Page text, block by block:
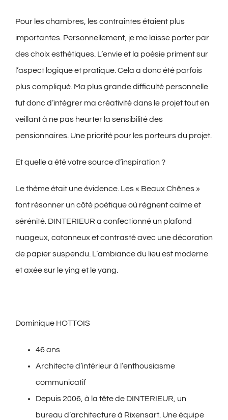
Pour les chambres, les contraintes étaient plus
importantes. Personnellement, je me laisse porter par
des choix esthétiques. L’envie et la poésie priment sur
l’aspect logique et pratique. Cela a donc été parfois
plus compliqué. Ma plus grande difficulté personnelle
fut donc d’intégrer ma créativité dans le projet tout en
veillant à ne pas heurter la sensibilité des
pensionnaires. Une priorité pour les porteurs du projet.
Et quelle a été votre source d’inspiration ?
Le thème était une évidence. Les « Beaux Chênes »
font résonner un côté poétique où règnent calme et
sérénité. DINTERIEUR a confectionné un plafond
nuageux, cotonneux et contrasté avec une décoration
de papier suspendu. L’ambiance du lieu est moderne
et axée sur le ying et le yang.
Dominique HOTTOIS
46 ans
Architecte d’intérieur à l’enthousiasme
communicatif
Depuis 2006, à la tête de DINTERIEUR, un
bureau d’architecture à Rixensart. Une équipe